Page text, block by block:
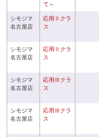
て～
シモジマ
名古屋店
応用Ⅱクラ
ス
シモジマ
名古屋店
応用Ⅱクラ
ス
シモジマ
名古屋店
応用Ⅲクラ
ス
シモジマ
名古屋店
応用Ⅲクラ
ス